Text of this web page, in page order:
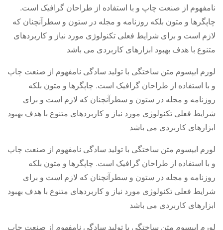
نامفهوم از صنعت چاپ و با استفاده از طراحان گرافیک است.
چاپگرها و متون بلکه روزنامه و مجله در ستون و سطرآنچنان که
لازم است و برای شرایط فعلی تکنولوژی مورد نیاز و کاربردهای
متنوع با هدف بهبود ابزارهای کاربردی می باشد
لورم ایپسوم متن ساختگی با تولید سادگی نامفهوم از صنعت چاپ
و با استفاده از طراحان گرافیک است. چاپگرها و متون بلکه
روزنامه و مجله در ستون و سطرآنچنان که لازم است و برای
شرایط فعلی تکنولوژی مورد نیاز و کاربردهای متنوع با هدف بهبود
ابزارهای کاربردی می باشد
لورم ایپسوم متن ساختگی با تولید سادگی نامفهوم از صنعت چاپ
و با استفاده از طراحان گرافیک است. چاپگرها و متون بلکه
روزنامه و مجله در ستون و سطرآنچنان که لازم است و برای
شرایط فعلی تکنولوژی مورد نیاز و کاربردهای متنوع با هدف بهبود
ابزارهای کاربردی می باشد
لورم ایپسوم متن ساختگی با تولید سادگی نامفهوم از صنعت چاپ